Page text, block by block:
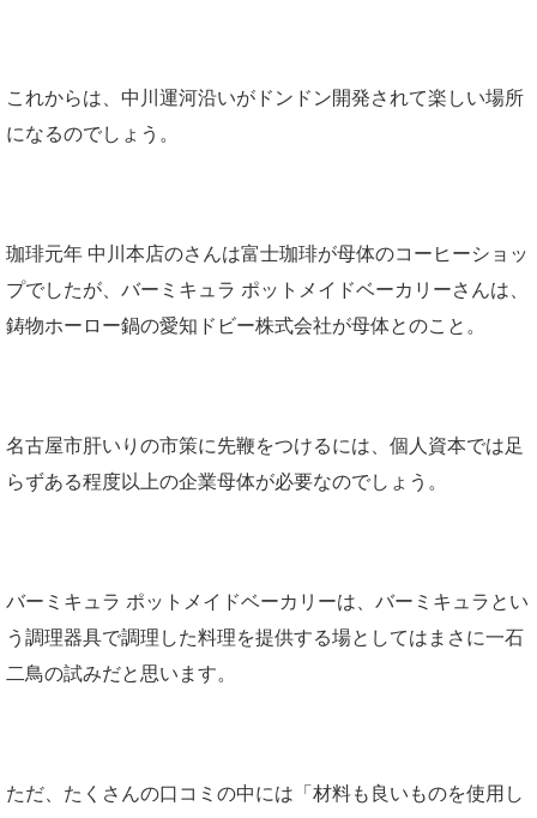
これからは、中川運河沿いがドンドン開発されて楽しい場所
になるのでしょう。
珈琲元年 中川本店のさんは富士珈琲が母体のコーヒーショッ
プでしたが、バーミキュラ ポットメイドベーカリーさんは、
鋳物ホーロー鍋の愛知ドビー株式会社が母体とのこと。
名古屋市肝いりの市策に先鞭をつけるには、個人資本では足
らずある程度以上の企業母体が必要なのでしょう。
バーミキュラ ポットメイドベーカリーは、バーミキュラとい
う調理器具で調理した料理を提供する場としてはまさに一石
二鳥の試みだと思います。
ただ、たくさんの口コミの中には「材料も良いものを使用し